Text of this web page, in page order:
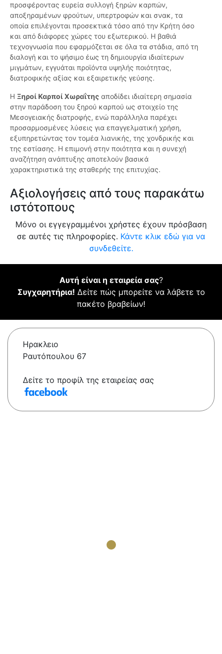
προσφέροντας ευρεία συλλογή ξηρών καρπών,
αποξηραμένων φρούτων, υπερτροφών και σνακ, τα
οποία επιλέγονται προσεκτικά τόσο από την Κρήτη όσο
και από διάφορες χώρες του εξωτερικού. Η βαθιά
τεχνογνωσία που εφαρμόζεται σε όλα τα στάδια, από τη
διαλογή και το ψήσιμο έως τη δημιουργία ιδιαίτερων
μιγμάτων, εγγυάται προϊόντα υψηλής ποιότητας,
διατροφικής αξίας και εξαιρετικής γεύσης.
Η Ξηροί Καρποί Χωραΐτης αποδίδει ιδιαίτερη σημασία
στην παράδοση του ξηρού καρπού ως στοιχείο της
Μεσογειακής διατροφής, ενώ παράλληλα παρέχει
προσαρμοσμένες λύσεις για επαγγελματική χρήση,
εξυπηρετώντας τον τομέα λιανικής, της χονδρικής και
της εστίασης. Η επιμονή στην ποιότητα και η συνεχή
αναζήτηση ανάπτυξης αποτελούν βασικά
χαρακτηριστικά της σταθερής της επιτυχίας.
Αξιολογήσεις από τους παρακάτω
ιστότοπους
Μόνο οι εγγεγραμμένοι χρήστες έχουν πρόσβαση
σε αυτές τις πληροφορίες. Κάντε κλικ εδώ για να
συνδεθείτε.
Αυτή είναι η εταιρεία σας?
Συγχαρητήρια! Δείτε πώς μπορείτε να λάβετε το
πακέτο βραβείων!
Ηρακλειο
Ραυτόπουλου 67
Δείτε το προφίλ της εταιρείας σας